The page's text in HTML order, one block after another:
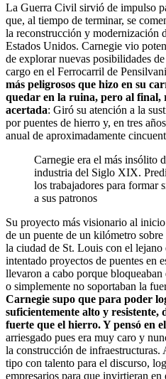
La Guerra Civil sirvió de impulso
que, al tiempo de terminar, se
la reconstrucción y modernización
Estados Unidos. Carnegie vio
de explorar nuevas posibilidades
cargo en el Ferrocarril de
más peligrosos que hizo en su
quedar en la ruina, pero al final,
acertada: Giró su atención a la
por puentes de hierro y, en tres
anual de aproximadamente
Carnegie era el más insólito
industria del Siglo XIX.
los trabajadores para formar
a sus patronos
Su proyecto más visionario al
de un puente de un kilómetro
la ciudad de St. Louis con el lejano
intentado proyectos de puentes en
llevaron a cabo porque
o simplemente no soportaban la
Carnegie supo que para poder
suficientemente alto y
fuerte que el hierro. Y pensó en
arriesgado pues era muy caro y
la construcción de infraestructuras.
tipo con talento para el discurso,
empresarios para que invirtieran en